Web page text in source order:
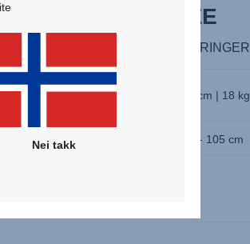
DUALFIX 3 i-SIZE
FORBEREDT PÅ NYDELIGE ENDRINGER
3 måneder - 4 år | 61 - 105 cm | 18 kg
Kjøreretning 61 - 105 cm
Nei takk